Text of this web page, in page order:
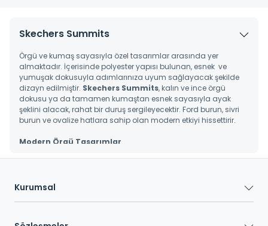
Skechers Summits
Örgü ve kumaş sayasıyla özel tasarımlar arasında yer
almaktadır. İçerisinde polyester yapısı bulunan, esnek ve
yumuşak dokusuyla adımlarınıza uyum sağlayacak şekilde
dizayn edilmiştir. Skechers Summits, kalın ve ince örgü
dokusu ya da tamamen kumaştan esnek sayasıyla ayak
şeklini alacak, rahat bir duruş sergileyecektir. Ford burun, sivri
burun ve ovalize hatlara sahip olan modern etkiyi hissettirir.
Modern Örgü Tasarımlar
rahat hissetmeniz için özenle dizayn edilmiştir. Gün boyu
Kurumsal